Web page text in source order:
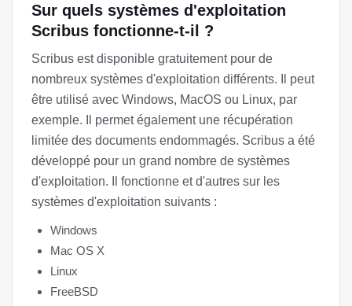
Sur quels systèmes d'exploitation
Scribus fonctionne-t-il ?
Scribus est disponible gratuitement pour de
nombreux systèmes d'exploitation différents. Il peut
être utilisé avec Windows, MacOS ou Linux, par
exemple. Il permet également une récupération
limitée des documents endommagés. Scribus a été
développé pour un grand nombre de systèmes
d'exploitation. Il fonctionne et d'autres sur les
systèmes d'exploitation suivants :
Windows
Mac OS X
Linux
FreeBSD